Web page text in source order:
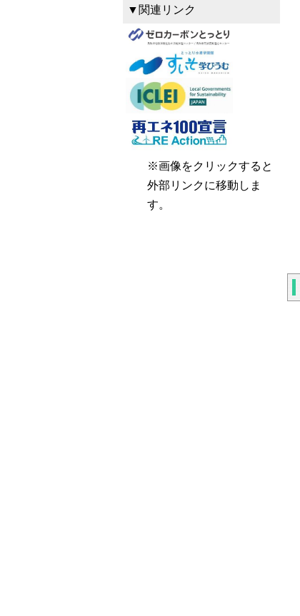
▼関連リンク
※画像をクリックすると
外部リンクに移動しま
す。